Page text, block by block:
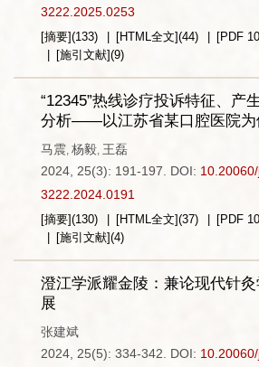
3222.2025.0253
[摘要](133) [HTML全文](44) [PDF
[施引文献](9)
“12345”热线诊疗投诉特征、产
分析——以江苏省某口腔医院为
马震, 杨毅, 王磊
2024, 25(3): 191-197.
DOI:
3222.2024.0191
[摘要](130) [HTML全文](37) [PDF
[施引文献](4)
澄江学派耀金陵：兼论现代针
展
张建斌
2024, 25(5): 334-342.
DOI: